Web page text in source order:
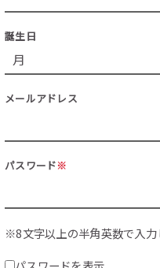
誕生日
メールアドレス
パスワード※
※8文字以上の半角英数で入力